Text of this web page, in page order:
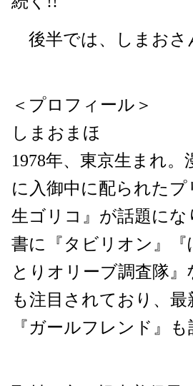
後半では、しまお
＜プロフィール＞
しまおまほ
1978年、東京生まれ
に入御中に配られた
生ゴリコ』が話題にな
書に『タビリオン』
とりオリーブ調査隊
も注目されており、
『ガールフレンド』も